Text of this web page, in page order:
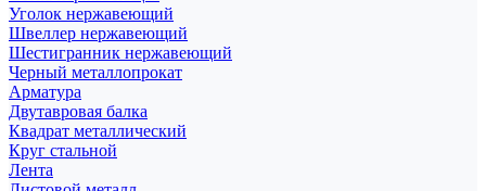
Уголок нержавеющий
Швеллер нержавеющий
Шестигранник нержавеющий
Черный металлопрокат
Арматура
Двутавровая балка
Квадрат металлический
Круг стальной
Лента